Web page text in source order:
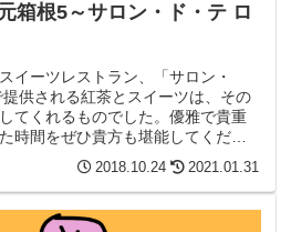
箱根5～サロン・ド・テ ロ
イーツレストラン、「サロン・
供される紅茶とスイーツは、その
てくれるものでした。優雅で貴重
時間をぜひ貴方も堪能してくださ
がふんわり柔らかくなっているは
2018.10.24 2021.01.31